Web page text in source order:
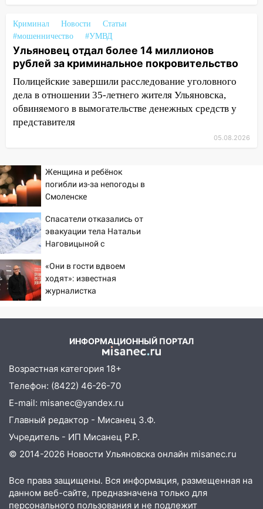
заработал уголовное дело
18:14 Прогноз погоды на 6 августа в
Ульяновской области
18:00 Мотофристайл, рок и силовой
экстрим: в Ульяновске пройдет
большой фестиваль «Наше время»
17:30 Где есть бензин в Ульяновске 5
августа после рабочего дня: список АЗС
17:05
Ульяновске задержали 19-летнюю
сообщницу мошенников
16:12
Вешкайме посиделки с судимым
знакомым закончились для женщины
больницей
16:06
18-летняя девушка без прав
перевернулась на мопеде и попала в
больницу
15:59 Ульяновец отдал более 14
покровительство
15:32 На «кольце» кроссовер сбил 18-
летнего мопедиста
15:00 В Ульяновске после тройного ДТП
госпитализировали 25-летнего байкера
14:32 На Ульяновскую область
надвигается жара
подробности серьезной аварии на
Фруктовой
Криминал Новости
Статьи
#мошенничество
#УМВД
Ульяновец отдал более 14 миллионов
рублей за криминальное покровительство
Полицейские завершили расследование уголовного
дела в отношении 35-летнего жителя Ульяновска,
обвиняемого в вымогательстве денежных средств у
представителя
05.08.2026
Женщина и ребёнок
погибли из-за непогоды в
Смоленске
Спасатели отказались от
эвакуации тела Натальи
Наговицыной с
«Они в гости вдвоем
ходят»: известная
журналистка
ИНФОРМАЦИОННЫЙ ПОРТАЛ
Возрастная категория 18+
Телефон: (8422) 46-26-70
E-mail: misanec@yandex.ru
Главный редактор - Мисанец З.Ф.
Учредитель - ИП Мисанец Р.Р.
© 2014-2026 Новости Ульяновска онлайн misanec.ru
Все права защищены. Вся информация, размещенная на
данном веб-сайте, предназначена только для
персонального пользования и не подлежит